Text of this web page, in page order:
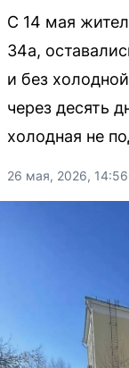
С 14 мая
34а,
и без
через десять
холодная не
26 мая, 2026, 14:56